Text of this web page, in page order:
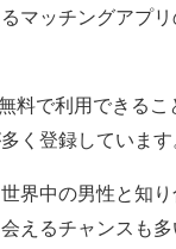
マッチングアプリ
料で利用できるこ
く登録しています
界中の男性と知
えるチャンスも多